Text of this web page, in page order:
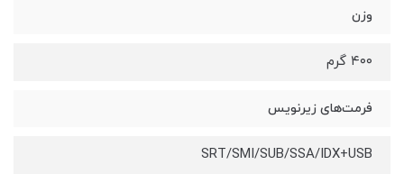
وزن
۴۰۰ گرم
فرمت‌های زیرنویس
SRT/SMI/SUB/SSA/IDX+USB